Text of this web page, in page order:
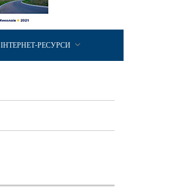
ІНТЕРНЕТ-РЕСУРСИ